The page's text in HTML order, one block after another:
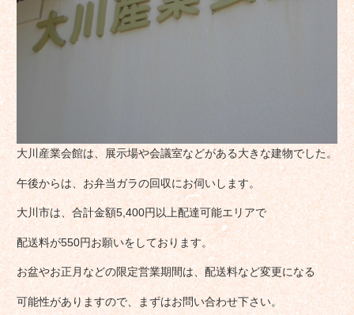
大川産業会館は、展示場や会議室などがある大きな建物でした。
午後からは、お弁当ガラの回収にお伺いします。
大川市は、合計金額5,400円以上配達可能エリアで
配送料が550円お願いをしております。
お盆やお正月などの限定営業期間は、配送料など変更になる
可能性がありますので、まずはお問い合わせ下さい。